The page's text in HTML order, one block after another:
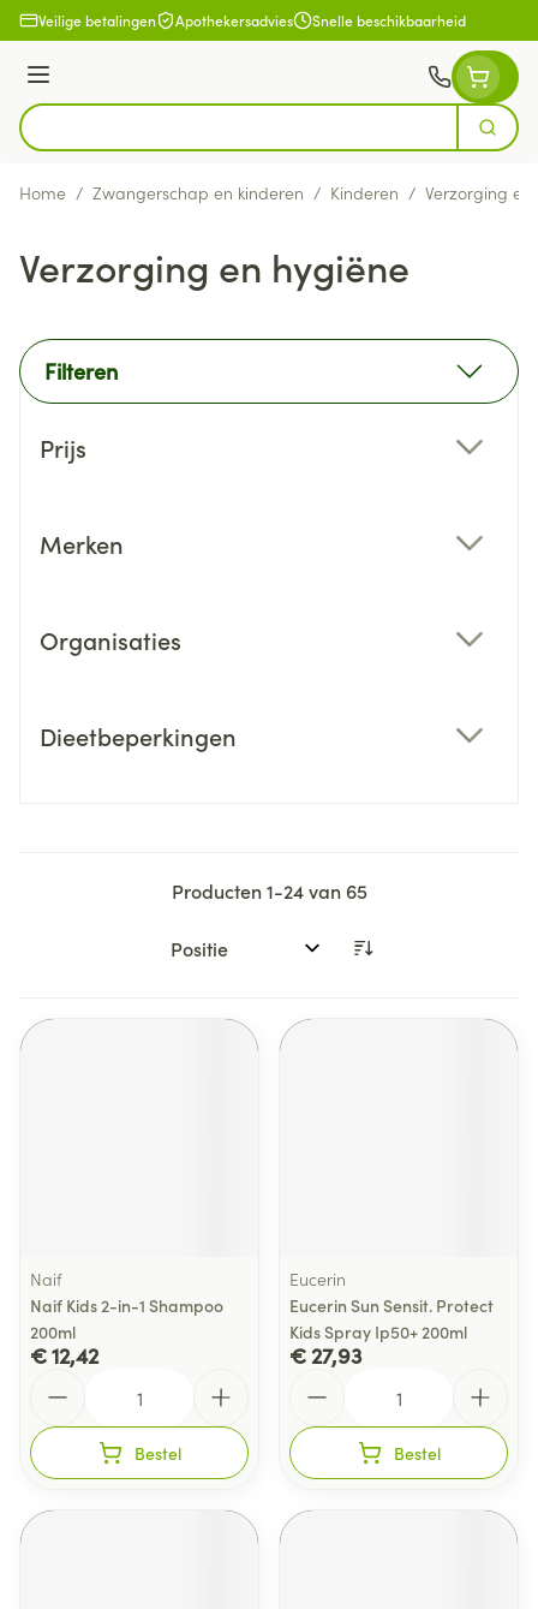
Ga naar de inhoud
Veilige betalingen Apothekersadvies Snelle beschikbaarheid
Menu
Product, merk, categorie...
Zoek
Home / Zwangerschap en kinderen / Kinderen / Verzorging en
Verzorging en hygiëne
Filteren
Prijs
Merken
Organisaties
Dieetbeperkingen
Producten1-24van 65
Sorteer op:
Naif
Naif Kids 2-in-1 Shampoo
200ml
€ 12,42
Bestel
Eucerin
Eucerin Sun Sensit. Protect
Kids Spray Ip50+ 200ml
€ 27,93
Bestel